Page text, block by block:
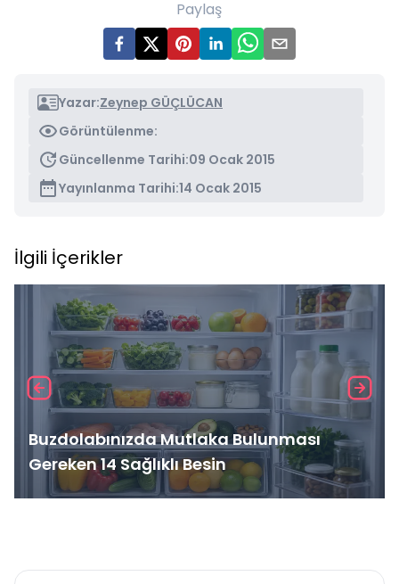
Paylaş
Yazar:Zeynep GÜÇLÜCAN
Görüntülenme:
Güncellenme Tarihi:09 Ocak 2015
Yayınlanma Tarihi:14 Ocak 2015
İlgili İçerikler
Buzdolabınızda Mutlaka Bulunması
Gereken 14 Sağlıklı Besin